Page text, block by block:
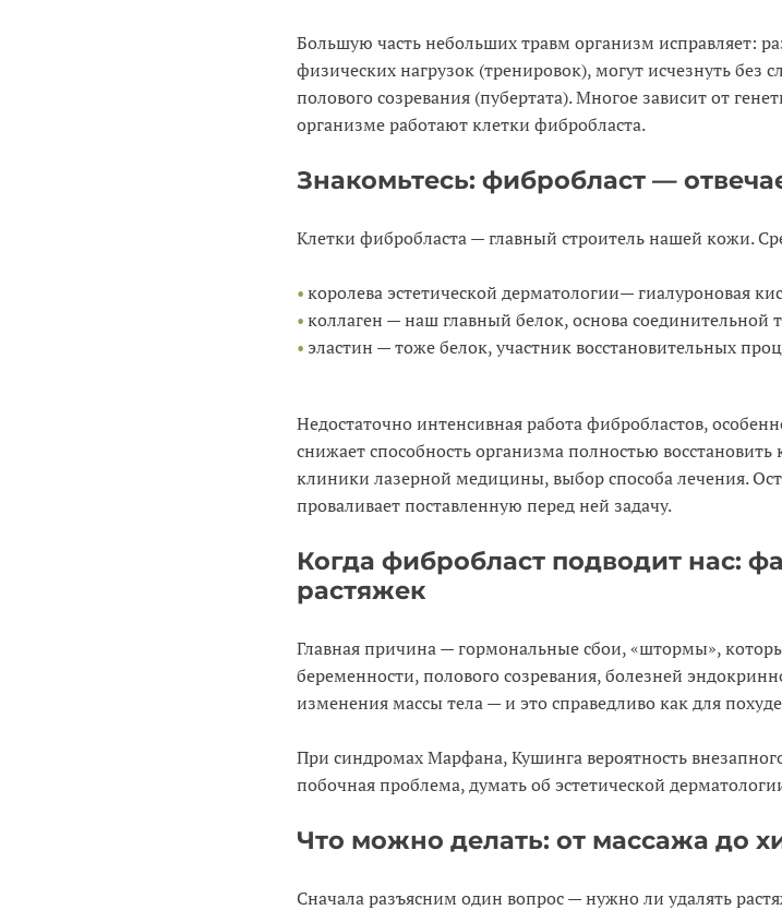
Большую часть небольших травм организм исправляет:
физических нагрузок (тренировок), могут исчезнуть без
полового созревания (пубертата). Многое зависит от
организме работают клетки фибробласта.
Знакомьтесь: фибробласт —
Клетки фибробласта — главный строитель нашей кожи.
королева эстетической дерматологии— гиалуроновая
коллаген — наш главный белок, основа соединительной
эластин — тоже белок, участник восстановительных
Недостаточно интенсивная работа фибробластов,
снижает способность организма полностью
клиники лазерной медицины, выбор способа лечения.
проваливает поставленную перед ней задачу.
Когда фибробласт подводит нас:
растяжек
Главная причина — гормональные сбои, «штормы»,
беременности, полового созревания, болезней
изменения массы тела — и это справедливо как для
При синдромах Марфана, Кушинга вероятность
побочная проблема, думать об эстетической
Что можно делать: от массажа до
Сначала разъясним один вопрос — нужно ли удалять